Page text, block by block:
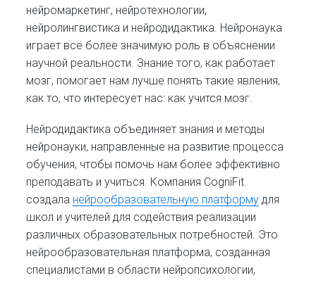
нейромаркетинг, нейротехнологии,
нейролингвистика и нейродидактика. Нейронаука
играет всё более значимую роль в объяснении
научной реальности. Знание того, как работает
мозг, помогает нам лучше понять такие явления,
как то, что интересует нас: как учится мозг.
Нейродидактика объединяет знания и методы
нейронауки, направленные на развитие процесса
обучения, чтобы помочь нам более эффективно
преподавать и учиться. Компания CogniFit
создала нейрообразовательную платформу для
школ и учителей для содействия реализации
различных образовательных потребностей. Это
нейрообразовательная платформа, созданная
специалистами в области нейропсихологии,